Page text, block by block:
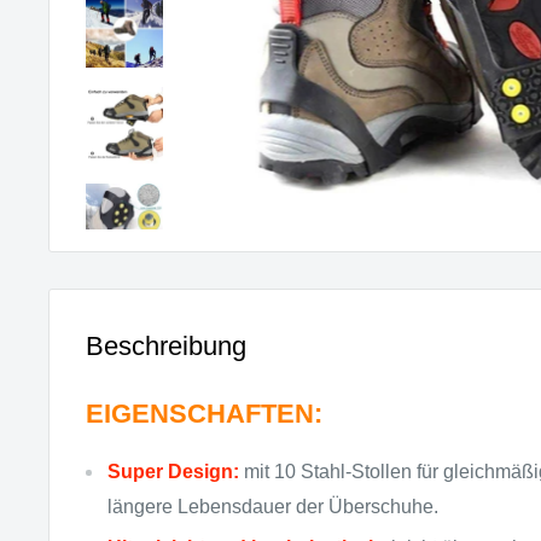
Beschreibung
EIGENSCHAFTEN:
Super Design: mit 10 Stahl-Stollen für
längere Lebensdauer der Überschuhe.